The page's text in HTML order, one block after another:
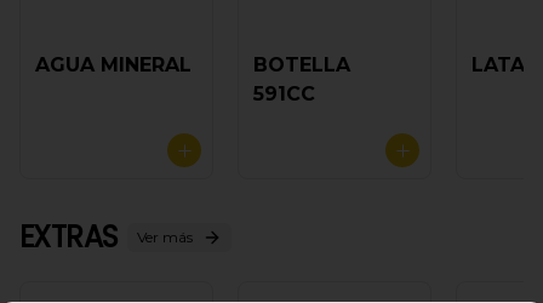
AGUA MINERAL
BOTELLA
591CC
LATA
EXTRAS Ver más